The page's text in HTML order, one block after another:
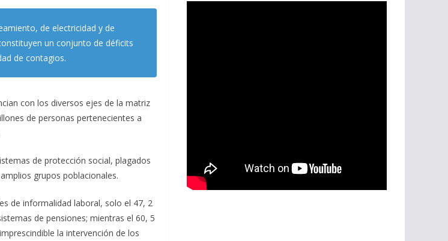
de electricidad y de
un conjunto de déficits
de contagios.
con los diversos ejes de la matriz
de personas pertenecientes a
de protección social, plagados
grupos poblacionales.
de informalidad laboral, solo el 47, 2
de pensiones; mientras el 60, 5
la intervención de los